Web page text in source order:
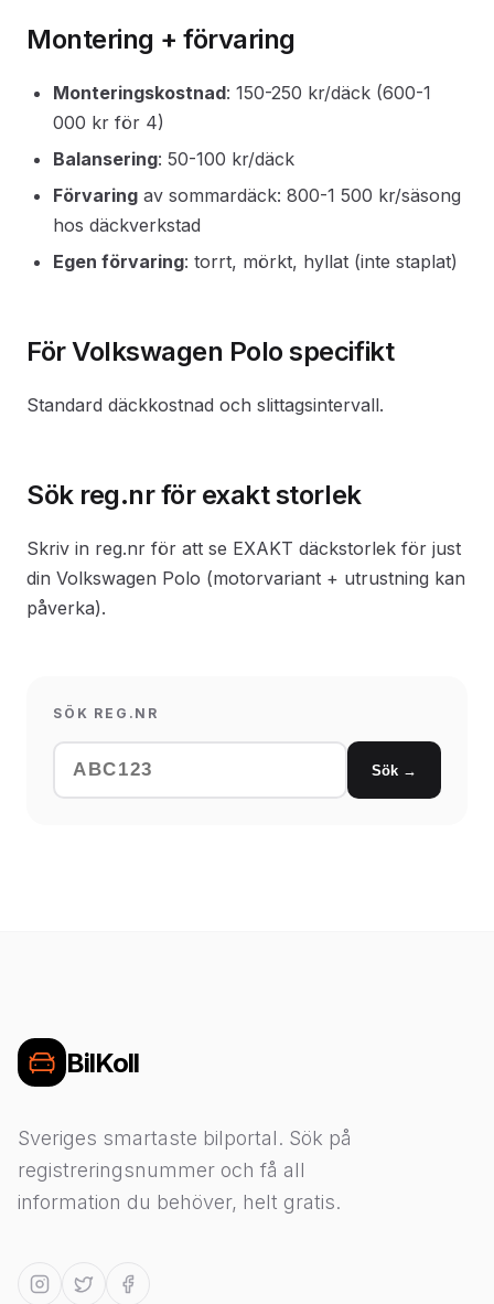
Montering + förvaring
Monteringskostnad: 150-250 kr/däck (600-1
000 kr för 4)
Balansering: 50-100 kr/däck
Förvaring av sommardäck: 800-1 500 kr/säsong
hos däckverkstad
Egen förvaring: torrt, mörkt, hyllat (inte staplat)
För Volkswagen Polo specifikt
Standard däckkostnad och slittagsintervall.
Sök reg.nr för exakt storlek
Skriv in reg.nr för att se EXAKT däckstorlek för just
din Volkswagen Polo (motorvariant + utrustning kan
påverka).
SÖK REG.NR
Sök →
BilKoll
Sveriges smartaste bilportal. Sök på
registreringsnummer och få all
information du behöver, helt gratis.